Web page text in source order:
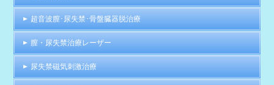
超音波膣･尿失禁･骨盤臓器脱治療
膣・尿失禁治療レーザー
尿失禁磁気刺激治療